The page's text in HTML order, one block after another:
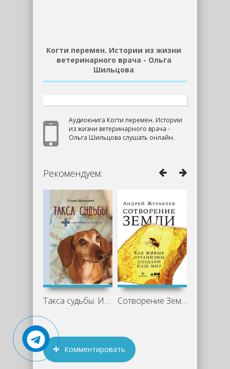
Когти перемен. Истории из жизни
ветеринарного врача - Ольга
Шильцова
Аудиокнига Когти перемен. Истории
из жизни ветеринарного врача -
Ольга Шильцова слушать онлайн.
Рекомендуем:
Такса судьбы. Истории из жизни Сотворение Земли. Как живые организмы
Комментировать